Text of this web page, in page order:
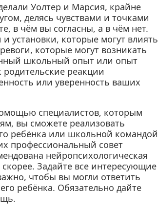
Уолтер и Марсия, крайне
делясь чувствами и точками
в чём вы согласны, а в чём нет.
установки, которые могут влиять
которые могут возникать
школьный опыт или опыт
реакции
или уверенность ваших
специалистов, которым
вы сможете реализовать
ребёнка или школьной командой
профессиональный совет
нейропсихологическая
Задайте все интересующие
чтобы вы могли ответить
ребёнка. Обязательно дайте